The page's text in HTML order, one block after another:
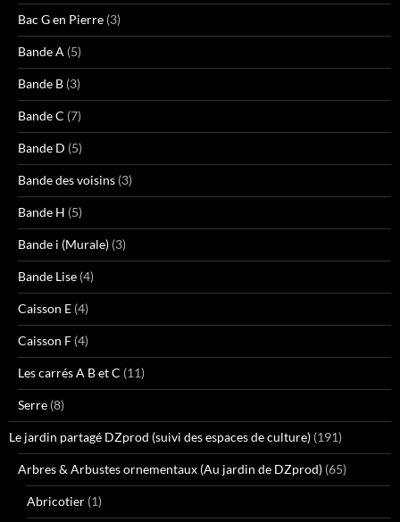
Bac G en Pierre (3)
Bande A (5)
Bande B (3)
Bande C (7)
Bande D (5)
Bande des voisins (3)
Bande H (5)
Bande i (Murale) (3)
Bande Lise (4)
Caisson E (4)
Caisson F (4)
Les carrés A B et C (11)
Serre (8)
Le jardin partagé DZprod (suivi des espaces de culture) (191)
Arbres & Arbustes ornementaux (Au jardin de DZprod) (65)
Abricotier (1)